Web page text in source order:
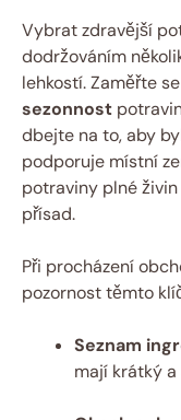
Vybrat zdravější
dodržováním
lehkostí. Zaměřte
sezonnost
dbejte na to, aby
podporuje místní
potraviny plné
přísad.
Při procházení
pozornost těmto
Seznam
mají krátký